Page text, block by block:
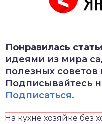
Понравилась
идеями из мира
полезных
Подписывайтесь
Подписаться.
На кухне хозяйке без